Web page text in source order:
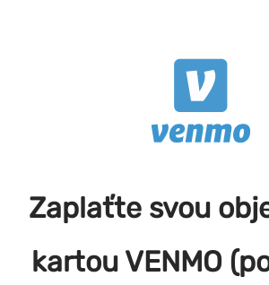
Zaplaťte svou
kartou VENMO